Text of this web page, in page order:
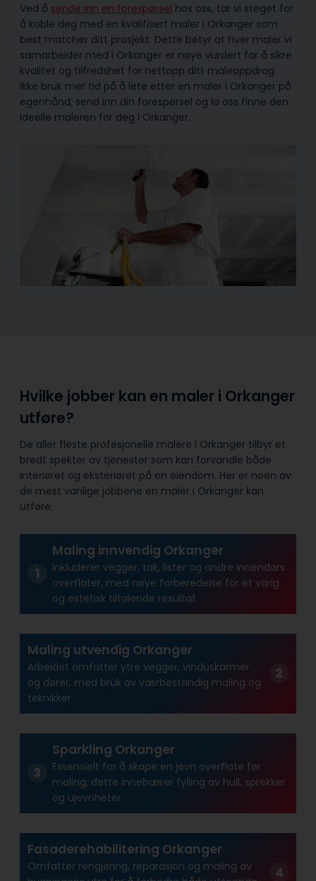
Ved å sende inn en forespørsel hos oss, tar vi steget for
å koble deg med en kvalifisert maler i Orkanger som
best matcher ditt prosjekt. Dette betyr at hver maler vi
samarbeider med i Orkanger er nøye vurdert for å sikre
kvalitet og tilfredshet for nettopp ditt maleoppdrag.
Ikke bruk mer tid på å lete etter en maler i Orkanger på
egenhånd; send inn din forespørsel og la oss finne den
ideelle maleren for deg i Orkanger.
Hvilke jobber kan en maler i Orkanger
utføre?
De aller fleste profesjonelle malere i Orkanger tilbyr et
bredt spekter av tjenester som kan forvandle både
interiøret og eksteriøret på en eiendom. Her er noen av
de mest vanlige jobbene en maler i Orkanger kan
utføre:
Maling innvendig Orkanger
Inkluderer vegger, tak, lister og andre innendørs
overflater, med nøye forberedelse for et varig
og estetisk tiltalende resultat.
Maling utvendig Orkanger
Arbeidet omfatter ytre vegger, vinduskarmer
og dører, med bruk av værbestandig maling og
teknikker.
Sparkling Orkanger
Essensielt for å skape en jevn overflate før
maling, dette innebærer fylling av hull, sprekker
og ujevnheter.
Fasaderehabilitering Orkanger
Omfatter rengjøring, reparasjon og maling av